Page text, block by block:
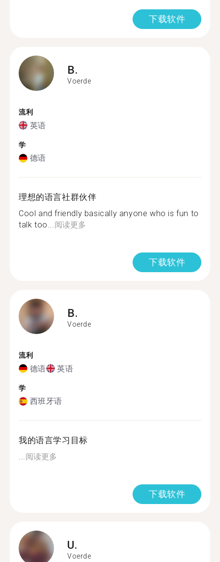
下载软件
B.
Voerde
流利
英语
学
德语
理想的语言社群伙伴
Cool and friendly basically anyone who is fun to
talk too...阅读更多
下载软件
B.
Voerde
流利
德语 英语
学
西班牙语
我的语言学习目标
...阅读更多
下载软件
U.
Voerde